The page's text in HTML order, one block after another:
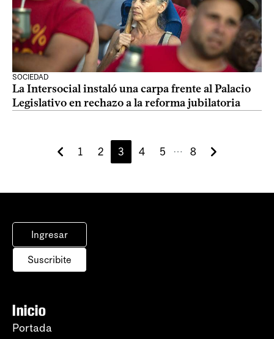
SOCIEDAD
La Intersocial instaló una carpa frente al Palacio
Legislativo en rechazo a la reforma jubilatoria
1 2 3 4 5 ⋯ 8
Ingresar
Suscribite
Inicio
Portada